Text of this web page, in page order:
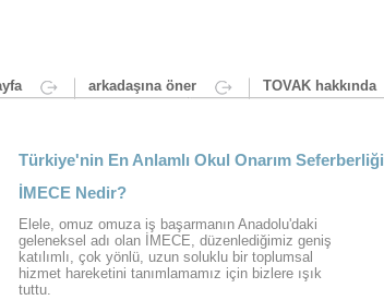
arkadaşına öner TOVAK hakkında
Türkiye'nin En Anlamlı Okul Onarım Seferberliği
İMECE Nedir?
Elele, omuz omuza iş başarmanın Anadolu'daki
geleneksel adı olan İMECE, düzenlediğimiz geniş
katılımlı, çok yönlü, uzun soluklu bir toplumsal
hizmet hareketini tanımlamamız için bizlere ışık
tuttu.